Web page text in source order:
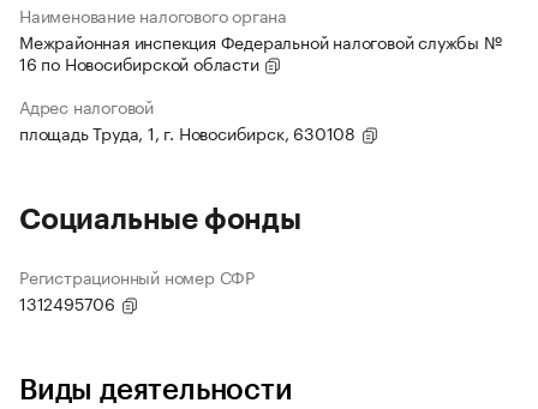
Наименование налогового органа
Межрайонная инспекция Федеральной налоговой службы №
16 по Новосибирской области
Адрес налоговой
площадь Труда, 1, г. Новосибирск, 630108
Социальные фонды
Регистрационный номер СФР
1312495706
Виды деятельности